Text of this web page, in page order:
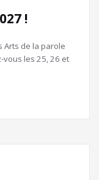
!
Arts de la parole
vous les 25, 26 et